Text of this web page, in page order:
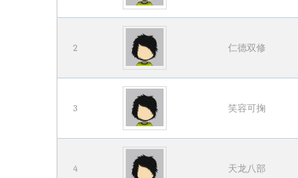
2 仁德双修
3 笑容可掬
4 天龙八部